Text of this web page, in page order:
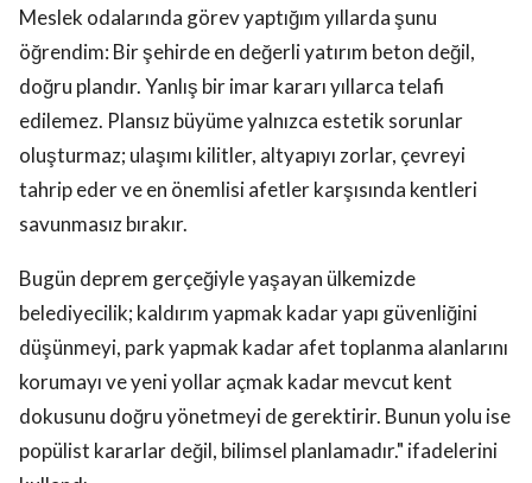
Meslek odalarında görev yaptığım yıllarda şunu
öğrendim: Bir şehirde en değerli yatırım beton değil,
doğru plandır. Yanlış bir imar kararı yıllarca telafi
edilemez. Plansız büyüme yalnızca estetik sorunlar
oluşturmaz; ulaşımı kilitler, altyapıyı zorlar, çevreyi
tahrip eder ve en önemlisi afetler karşısında kentleri
savunmasız bırakır.
Bugün deprem gerçeğiyle yaşayan ülkemizde
belediyecilik; kaldırım yapmak kadar yapı güvenliğini
düşünmeyi, park yapmak kadar afet toplanma alanlarını
korumayı ve yeni yollar açmak kadar mevcut kent
dokusunu doğru yönetmeyi de gerektirir. Bunun yolu ise
popülist kararlar değil, bilimsel planlamadır." ifadelerini